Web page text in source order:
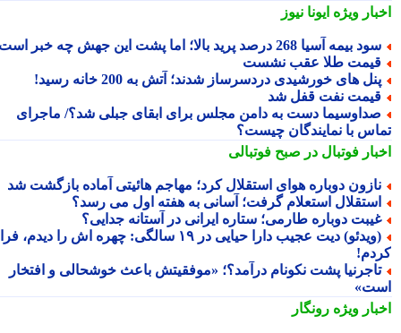
ویژهایونا نیوز
بیمه آسیا 268 درصد پرید بالا؛ اما پشت این جهش چه خبر است؟
طلا عقب نشست
های خورشیدی دردسرساز شدند؛ آتش به 200 خانه رسید!
نفت قفل شد
دست به دامن مجلس برای ابقای جبلی شد؟/ ماجرای
با نمایندگان چیست؟
فوتبال در صبح فوتبالی
دوباره هوای استقلال کرد؛ مهاجم هائیتی آماده بازگشت شد
استعلام گرفت؛ آسانی به هفته اول می رسد؟
دوباره طارمی؛ ستاره ایرانی در آستانه جدایی؟
(ویدئو) دیت عجیب دارا حیایی در ۱۹ سالگی: چهره اش را دیدم، فرار
پشت نکونام درآمد؟؛ «موفقیتش باعث خوشحالی و افتخار
ویژهرونگار